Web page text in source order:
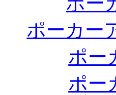
ポーカー
ポー
ポー